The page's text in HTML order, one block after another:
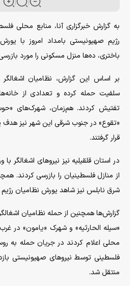
به گزارش خبرگزاری آنا، منابع محلی
رژیم صهیونیستی بامداد امروز با
باختری، ده‌ها منزل مسکونی را مورد
بر اساس این گزارش، نظامیان
سلفیت حمله کرده و تعدادی از
تفتیش کردند. هم‌زمان، شهرک‌های
«تقوع» در جنوب شرقی این شهر نیز
قرار گرفتند.
در استان قلقیلیه نیز نیرو‌های اشغالگر
از منازل فلسطینیان را بازرسی کردند.
شرق نابلس نیز شاهد یورش نظامیان
گزارش‌ها همچنین از حمله نظامیان
«سیله الحارثیه» و شهرک «یامون» در
محلی اعلام کردند در جریان حمله به
فلسطینی توسط نیرو‌های صهیونیستی
منتقل شد.